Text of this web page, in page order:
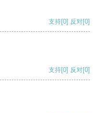
支持[0] 反对[0]
支持[0] 反对[0]